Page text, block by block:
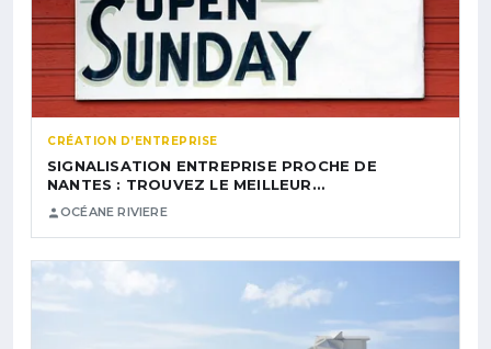
CRÉATION D’ENTREPRISE
SIGNALISATION ENTREPRISE PROCHE DE
NANTES : TROUVEZ LE MEILLEUR…
OCÉANE RIVIERE